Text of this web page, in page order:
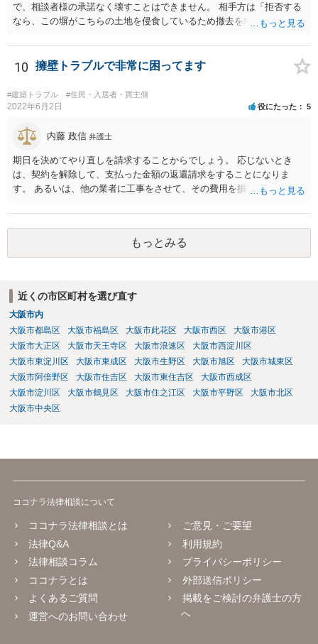
で、相談者様の承諾なく壊すことはできません。 相手方は「拒否する
なら、この塀がこちらの土地を侵食しているため撤去を求める手続き
ているわけですから、相談者様の同意なく塀の撤去を求めることは法
的には難しいように思われます。 また、「隣地（相談者様）の許可」
というのが何の許可を示しているのか判然としませんが、一般に、高
層建築物の建築確認を得る際は、近隣住民と協議してその建築に関し
同意を得るよう行政指導が行われておりますので、（推測になってし
たのかもしれません。 近隣住民の同意は必須の要件ではないため、直
ちに建築確認自体が取り消されるわけではございませんが、虚偽の申
請を行ったことについて申請者の責任を追及する余地はあろうかと存
じます。 お話をお聞きする限り、相手方のやり口は非常に強引かつ高
圧的で、相談者様が恐怖を感じるのは無理もないことかと思います。
取った」ということについて説明を求める旨を記載した通知書を送り
士に任せることができ、相手方と話さなければならないという精神的
なご負担をなくすこともできます。 相手方に恐怖を感じ、ご自身で話
し合いを行うことができそうにないようでしたら、一度弁護士に依頼
することをご検討いただくのがよろしいかもしれません。 ご参考にな
れば幸いです。
10 擁壁トラブルで非常に困ってます
#建築トラブル #住民・入居者・買主側
2022年6月2日 役にたった 5
内藤 政信 弁護士
期日を決めてやり直しを請求することからでしょう。 応じないとき
は、契約を解除して、支払った金額の返還請求をすることになりま
す。 あるいは、他の業者に工事をさせて、その費用を損害として請求
もっとみる
近くの市区町村を選び直す
大阪市内
大阪市都島区
大阪市福島区 大阪市此花区 大阪市西区
大阪市港区
大阪市大正区
大阪市天王寺区 大阪市浪速区
大阪市西淀川区
大阪市東淀川区
大阪市東成区 大阪市生野区 大阪市旭区
大阪市城東区
大阪市阿倍野区
大阪市住吉区 大阪市東住吉区
大阪市西成区
大阪市淀川区
大阪市鶴見区 大阪市住之江区 大阪市平野区
大阪市北区
大阪市中央区
ココナラ法律相談について
ココナラ法律相談とは
法律Q&A
法律相談コラム
ココナラとは
よくあるご質問
運営へのお問い合わせ
ご意見・ご要望
利用規約
プライバシーポリシー
外部送信ポリシー
掲載をご検討の弁護士の方
へ